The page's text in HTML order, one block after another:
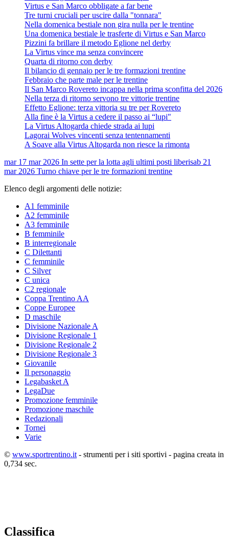
Virtus e San Marco obbligate a far bene
Tre turni cruciali per uscire dalla "tonnara"
Nella domenica bestiale non gira nulla per le trentine
Una domenica bestiale le trasferte di Virtus e San Marco
Pizzini fa brillare il metodo Eglione nel derby
La Virtus vince ma senza convincere
Quarta di ritorno con derby
Il bilancio di gennaio per le tre formazioni trentine
Febbraio che parte male per le trentine
Il San Marco Rovereto incappa nella prima sconfitta del 2026
Nella terza di ritorno servono tre vittorie trentine
Effetto Eglione: terza vittoria su tre per Rovereto
Alla fine è la Virtus a cedere il passo ai “lupi"
La Virtus Altogarda chiede strada ai lupi
Lagorai Wolves vincenti senza tentennamenti
A Soave alla Virtus Altogarda non riesce la rimonta
mar 17 mar 2026 In sette per la lotta agli ultimi posti liberisab 21
mar 2026 Turno chiave per le tre formazioni trentine
Elenco degli argomenti delle notizie:
A1 femminile
A2 femminile
A3 femminile
B femminile
B interregionale
C Dilettanti
C femminile
C Silver
C unica
C2 regionale
Coppa Trentino AA
Coppe Europee
D maschile
Divisione Nazionale A
Divisione Regionale 1
Divisione Regionale 2
Divisione Regionale 3
Giovanile
Il personaggio
Legabasket A
LegaDue
Promozione femminile
Promozione maschile
Redazionali
Tornei
Varie
© www.sportrentino.it - strumenti per i siti sportivi - pagina creata in
0,734 sec.
Classifica